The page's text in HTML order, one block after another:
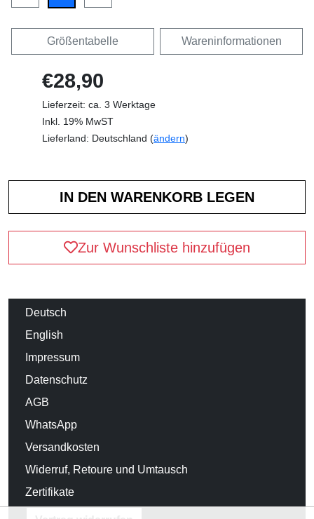
Größentabelle Wareninformationen
€28,90
Lieferzeit: ca. 3 Werktage
Inkl. 19% MwST
Lieferland: Deutschland (ändern)
Zur Wunschliste hinzufügen
Deutsch
English
Impressum
Datenschutz
AGB
WhatsApp
Versandkosten
Widerruf, Retoure und Umtausch
Zertifikate